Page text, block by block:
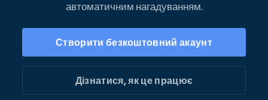
автоматичним нагадуванням.
Створити безкоштовний акаунт
Дізнатися, як це працює